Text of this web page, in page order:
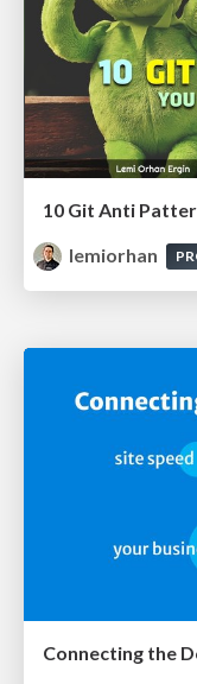
10 Git Anti
lemiorhan